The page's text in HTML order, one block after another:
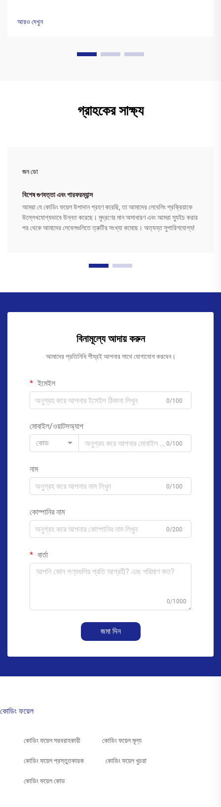
আরও দেখুন
গ্রাহকের সাক্ষ্য
জন ডো
বিশেষ গুণবত্তা এবং পারফরম্যান্স
আমরা যে কোডিং ফয়েল উপাদান গ্রহণ করেছি, তা আমাদের লেবেলিং প্রক্রিয়াকে
উল্লেখযোগ্যভাবে উন্নত করেছে। মুদ্রণের মান অসাধারণ এবং আমরা স্যুইচ করার
পর থেকে আমাদের লেবেলগুলিতে ত্রুটির সংখ্যা কমেছে। অত্যন্ত সুপারিশযোগ্য!
বিনামূল্যে আদায় করুন
আমাদের প্রতিনিধি শীঘ্রই আপনার সাথে যোগাযোগ করবেন।
ইমেইল
0/100
মোবাইল/ওয়াটসঅ্যাপ
কোড
0/100
নাম
0/100
কোম্পানির নাম
0/200
বার্তা
0/1000
জমা দিন
কোডিং ফয়েল
কোডিং ফয়েল সরবরাহকারী কোডিং ফয়েল মূল্য
কোডিং ফয়েল প্রস্তুতকারক কোডিং ফয়েল খুচরা
কোডিং ফয়েল কোড